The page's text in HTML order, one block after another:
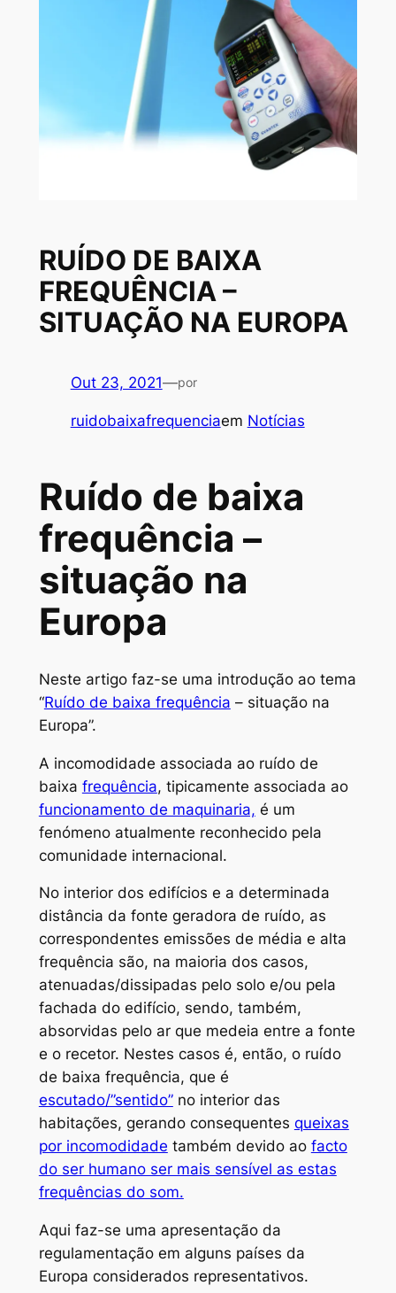
RUÍDO DE BAIXA
FREQUÊNCIA –
SITUAÇÃO NA EUROPA
Out 23, 2021—por
ruidobaixafrequenciaem Notícias
Ruído de baixa
frequência –
situação na
Europa
Neste artigo faz-se uma introdução ao tema
“Ruído de baixa frequência – situação na
Europa”.
A incomodidade associada ao ruído de
baixa frequência, tipicamente associada ao
funcionamento de maquinaria, é um
fenómeno atualmente reconhecido pela
comunidade internacional.
No interior dos edifícios e a determinada
distância da fonte geradora de ruído, as
correspondentes emissões de média e alta
frequência são, na maioria dos casos,
atenuadas/dissipadas pelo solo e/ou pela
fachada do edifício, sendo, também,
absorvidas pelo ar que medeia entre a fonte
e o recetor. Nestes casos é, então, o ruído
de baixa frequência, que é
escutado/”sentido”no interior das
habitações, gerando consequentes queixas
por incomodidade também devido ao facto
do ser humano ser mais sensível as estas
frequências do som.
Aqui faz-se uma apresentação da
regulamentação em alguns países da
Europa considerados representativos.